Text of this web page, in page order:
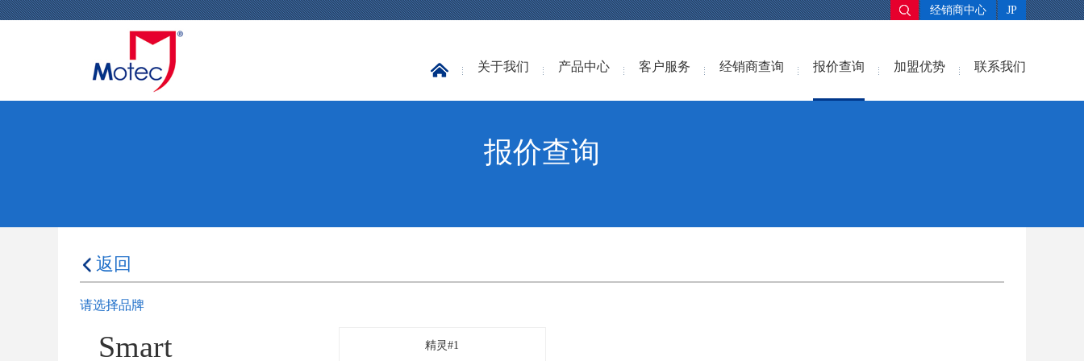
JP
经销商中心
关于我们 产品中心 客户服务 经销商查询 报价查询 加盟优势 联系我们
报价查询
返回
请选择品牌
Smart 精灵#1